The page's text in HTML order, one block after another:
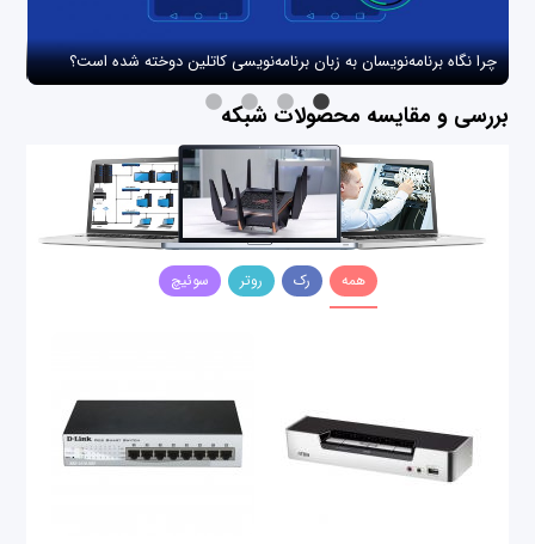
چرا نگاه برنامه‌نویسان به زبان برنامه‌نویسی کاتلین دوخته شده است؟
بررسی و مقایسه محصولات شبکه
همه رک روتر سوئیچ